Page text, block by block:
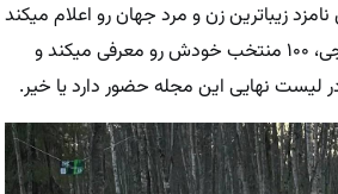
زیباترین زن و مرد جهان رو اعلام میکند
که در نهایت بعد از نظرسنجی، ۱۰۰ منتخب خودش رو معرفی میکند و
نهایی این مجله حضور دارد یا خیر.